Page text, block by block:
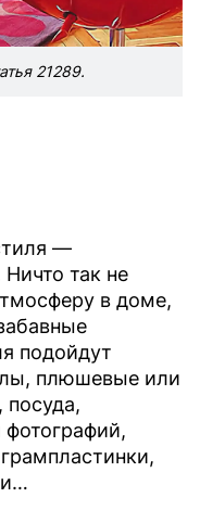
21289.
—
так не
в доме,
подойдут
плюшевые или